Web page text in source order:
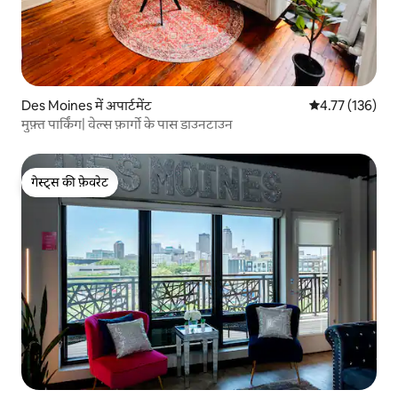
Des Moines में अपार्टमेंट औसत रेटिंग 5 में से
4.77 (136)
मुफ़्त पार्किंग| वेल्स फ़ार्गो के पास डाउनटाउन
गेस्ट्स की फ़ेवरेट
गेस्ट्स की फ़ेवरेट